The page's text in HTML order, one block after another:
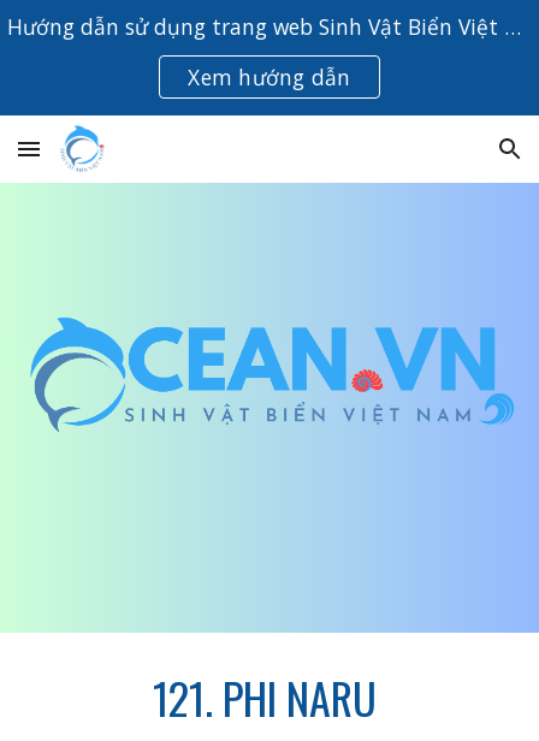
Skip to main content Skip to navigation
Hướng dẫn sử dụng trang web Sinh Vật Biển Việt Nam
Xem hướng dẫn
121. PHI NARU